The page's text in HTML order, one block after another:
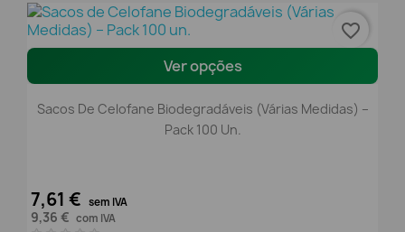
Ver opções
Sacos De Celofane Biodegradáveis (Várias Medidas) –
Pack 100 Un.
7,61 € sem IVA
9,36 € com IVA
favorite_border